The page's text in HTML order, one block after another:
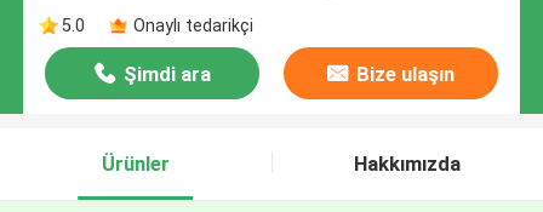
5.0
Onaylı tedarikçi
Şimdi ara Bize ulaşın
Ürünler Hakkımızda